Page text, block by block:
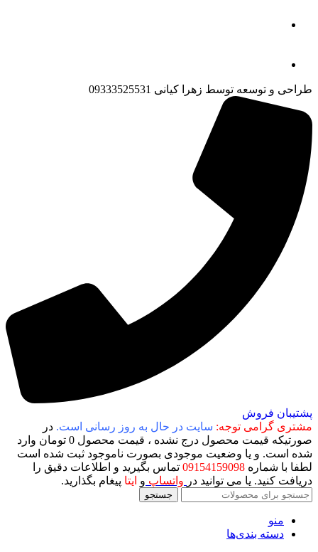
طراحی و توسعه توسط زهرا کیانی 09333525531
پشتیبان فروش
مشتری گرامی توجه: سایت در حال به روز رسانی است. در
صورتیکه قیمت محصول درج نشده ، قیمت محصول 0 تومان وارد
شده است. و یا وضعیت موجودی بصورت ناموجود ثبت شده است
لطفا با شماره 09154159098 تماس بگیرید و اطلاعات دقیق را
دریافت کنید. یا می توانید در واتساپ و ایتا پیغام بگذارید.
جستجو
منو
دسته بندی‌ها